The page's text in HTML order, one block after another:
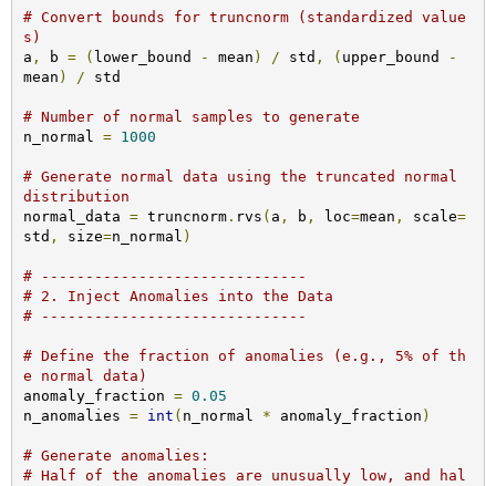
# Convert bounds for truncnorm (standardized value
s)
a , b = ( lower_bound - mean ) / std , ( upper_bound
-
mean ) / std
# Number of normal samples to generate
n_normal = 1000
# Generate normal data using the truncated normal
distribution
normal_data = truncnorm. rvs ( a , b , loc=mean , scale=
std , size=n_normal )
# ------------------------------
# 2. Inject Anomalies into the Data
# ------------------------------
# Define the fraction of anomalies (e.g., 5% of th
e normal data)
anomaly_fraction = 0.05
n_anomalies = int ( n_normal * anomaly_fraction )
# Generate anomalies:
# Half of the anomalies are unusually low, and hal